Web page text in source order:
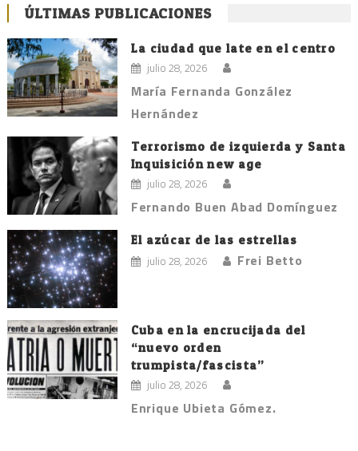
ÚLTIMAS PUBLICACIONES
La ciudad que late en el centro
julio 28, 2026
María Fernanda González
Hernández
Terrorismo de izquierda y Santa
Inquisición new age
julio 28, 2026
Fernando Buen Abad Domínguez
El azúcar de las estrellas
julio 28, 2026 Frei Betto
Cuba en la encrucijada del
“nuevo orden
trumpista/fascista”
julio 28, 2026
Enrique Ubieta Gómez.